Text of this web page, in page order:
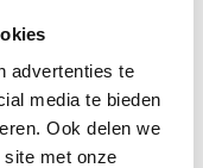
advertenties te
media te bieden
Ook delen we
met onze
tussen G4 en
zelf het
doen